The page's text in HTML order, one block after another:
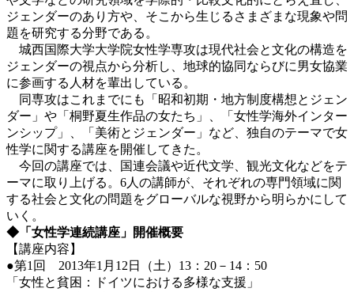
ジェンダーのあり方や、そこから生じるさまざまな現象や問
題を研究する分野である。
城西国際大学大学院女性学専攻は現代社会と文化の構造を
ジェンダーの視点から分析し、地球的協同ならびに男女協業
に参画する人材を輩出している。
同専攻はこれまでにも「昭和初期・地方制度構想とジェン
ダー」や「桐野夏生作品の女たち」、「女性学海外インター
ンシップ」、「美術とジェンダー」など、独自のテーマで女
性学に関する講座を開催してきた。
今回の講座では、国連会議や近代文学、観光文化などをテ
ーマに取り上げる。6人の講師が、それぞれの専門領域に関
する社会と文化の問題をグローバルな視野から明らかにして
いく。
◆「女性学連続講座」開催概要
【講座内容】
●第1回 2013年1月12日（土）13：20－14：50
「女性と貧困：ドイツにおける多様な支援」